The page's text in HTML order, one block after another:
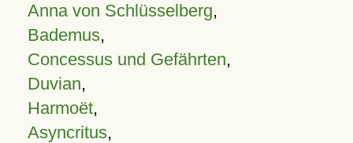
Anna von Schlüsselberg,
Bademus,
Concessus und Gefährten,
Duvian,
Harmoët,
Asyncritus,